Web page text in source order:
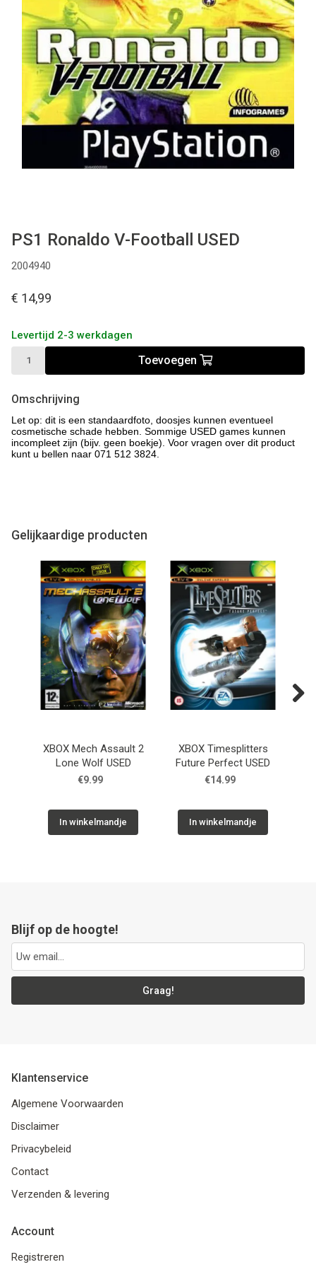
Used
Accessoires
Board Games
PS1 Ronaldo V-Football USED
2004940
€ 14,99
Levertijd 2-3 werkdagen
Toevoegen
Omschrijving
Let op: dit is een standaardfoto, doosjes kunnen eventueel
cosmetische schade hebben. Sommige USED games kunnen
incompleet zijn (bijv. geen boekje). Voor vragen over dit product
kunt u bellen naar 071 512 3824.
Gelijkaardige producten
XBOX Mech Assault 2
Lone Wolf USED
€9.99
In winkelmandje
XBOX Timesplitters
Future Perfect USED
€14.99
In winkelmandje
Blijf op de hoogte!
Graag!
Klantenservice
Algemene Voorwaarden
Disclaimer
Privacybeleid
Contact
Verzenden & levering
Account
Registreren